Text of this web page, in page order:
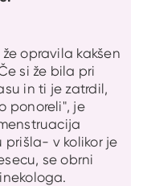
opravila kakšen
si že bila pri
in ti je zatrdil,
ponoreli", je
prišla- v kolikor je
se obrni